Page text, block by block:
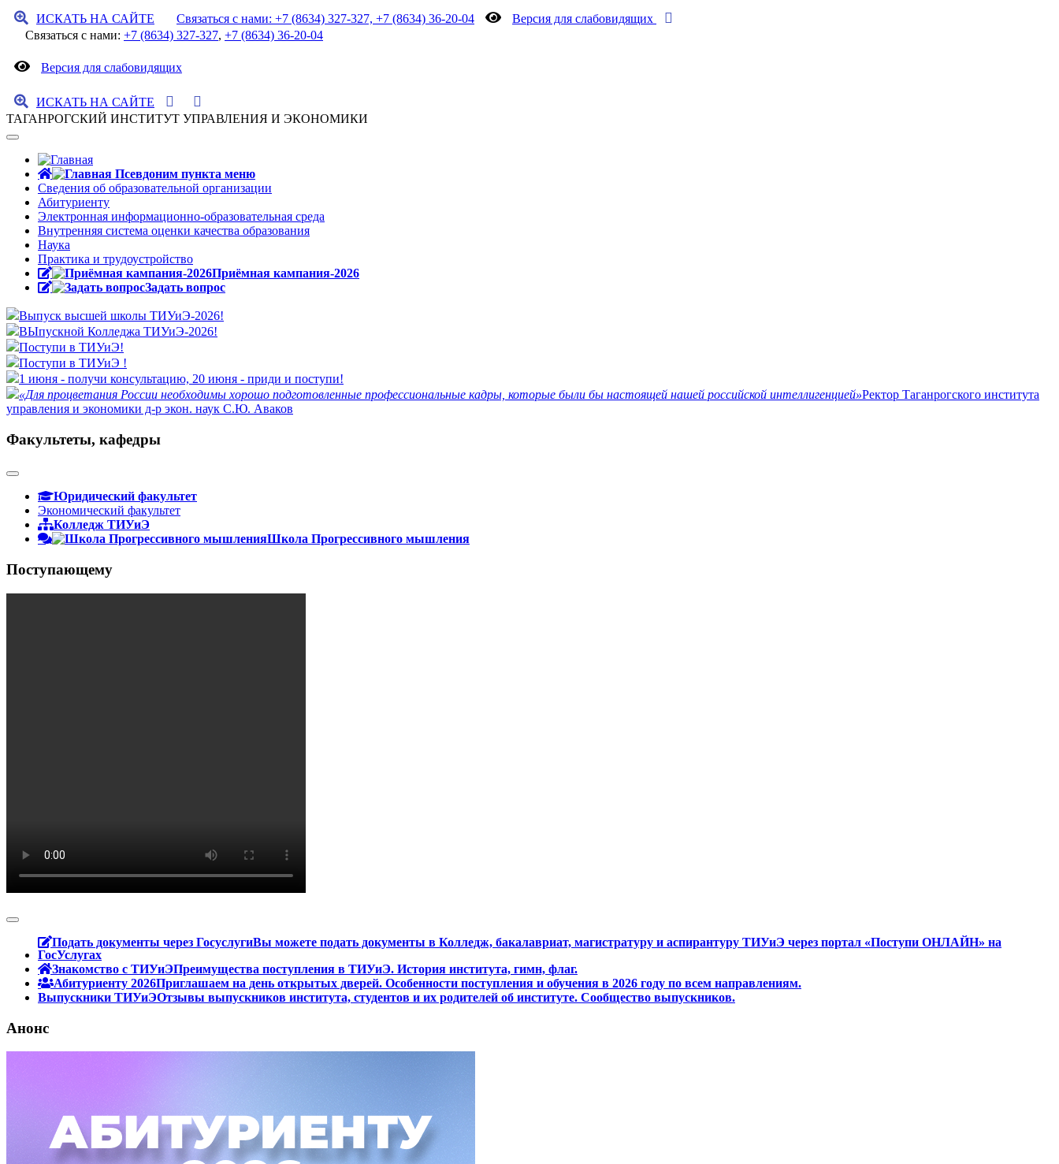
ИСКАТЬ НА САЙТЕ Связаться с нами: +7 (8634) 327-327, +7 (8634) 36-20-04
Версия для слабовидящих
Связаться с нами: +7 (8634) 327-327, +7 (8634) 36-20-04
Версия для слабовидящих
ИСКАТЬ НА САЙТЕ
ТАГАНРОГСКИЙ ИНСТИТУТ УПРАВЛЕНИЯ И ЭКОНОМИКИ
Сведения об образовательной организации
Абитуриенту
Электронная информационно-образовательная среда
Внутренняя система оценки качества образования
Наука
Практика и трудоустройство
Приёмная кампания-2026
Задать вопрос
Выпуск высшей школы ТИУиЭ-2026!
ВЫпускной Колледжа ТИУиЭ-2026!
Поступи в ТИУиЭ!
Поступи в ТИУиЭ !
1 июня - получи консультацию, 20 июня - приди и поступи!
«Для процветания России необходимы хорошо подготовленные профессиональные кадры, которые были бы настоящей нашей российской интеллигенцией»Ректор Таганрогского института
управления и экономики д-р экон. наук С.Ю. Аваков
Факультеты, кафедры
Юридический факультет
Экономический факультет
Колледж ТИУиЭ
Школа Прогрессивного мышления
Поступающему
Подать документы через ГосуслугиВы можете подать документы в Колледж, бакалавриат, магистратуру и аспирантуру ТИУиЭ через портал «Поступи ОНЛАЙН» на
ГосУслугах
Знакомство с ТИУиЭПреимущества поступления в ТИУиЭ. История института, гимн, флаг.
Абитуриенту 2026Приглашаем на день открытых дверей. Особенности поступления и обучения в 2026 году по всем направлениям.
Выпускники ТИУиЭОтзывы выпускников института, студентов и их родителей об институте. Сообщество выпускников.
Анонс